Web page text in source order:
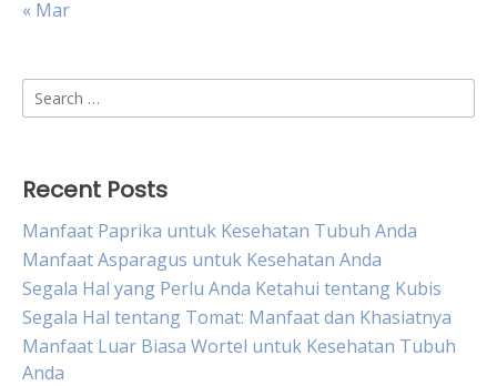
« Mar
Search
for:
Recent Posts
Manfaat Paprika untuk Kesehatan Tubuh Anda
Manfaat Asparagus untuk Kesehatan Anda
Segala Hal yang Perlu Anda Ketahui tentang Kubis
Segala Hal tentang Tomat: Manfaat dan Khasiatnya
Manfaat Luar Biasa Wortel untuk Kesehatan Tubuh
Anda